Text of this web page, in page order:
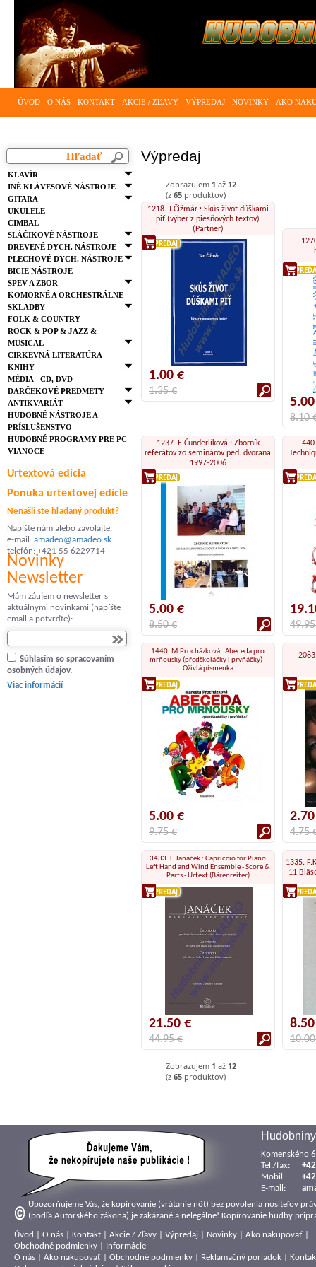
ÚVOD O NÁS KONTAKT AKCIE / ZĽAVY VÝPREDAJ NOVINKY AKO
KLAVÍR
INÉ KLÁVESOVÉ NÁSTROJE
GITARA
UKULELE
CIMBAL
SLÁČIKOVÉ NÁSTROJE
DREVENÉ DYCH. NÁSTROJE
PLECHOVÉ DYCH. NÁSTROJE
BICIE NÁSTROJE
SPEV A ZBOR
KOMORNÉ A ORCHESTRÁLNE
SKLADBY
FOLK & COUNTRY
ROCK & POP & JAZZ &
MUSICAL
CIRKEVNÁ LITERATÚRA
KNIHY
MÉDIA - CD, DVD
DARČEKOVÉ PREDMETY
ANTIKVARIÁT
HUDOBNÉ NÁSTROJE A
PRÍSLUŠENSTVO
HUDOBNÉ PROGRAMY PRE PC
VIANOCE
Urtextová edícia
Ponuka urtextovej edície
Nenašli ste hľadaný produkt?
Napíšte nám alebo zavolajte.
e-mail: amadeo@amadeo.sk
telefón: +421 55 6229714
Novinky
Newsletter
Mám záujem o newsletter s
aktuálnymi novinkami (napíšte
email a potvrďte):
Súhlasím so spracovaním
osobných údajov.
Viac informácií
Výpredaj
Zobrazujem 1 až 12
(z 65 produktov)
1218. J.Čižmár : Skús život dúškami
piť (výber z piesňových textov)
(Partner)
VÝPREDAJ
1.00 €
1.35 €
8.10
1237. E.Čunderlíková : Zborník
referátov zo seminárov ped. dvorana
1997-2006
VÝPREDAJ
5.00 €
8.50 €
1440. M.Procházková : Abeceda pro
mrňousky (předškoláčky i prvňáčky) -
Oživlá písmenka
VÝPREDAJ
5.00 €
9.75 € 4.75
3433. L.Janáček : Capriccio for Piano
Left Hand and Wind Ensemble - Score &
Parts - Urtext (Bärenreiter)
VÝPREDAJ
21.50 €
44.95 €
1335.
11
Zobrazujem 1 až 12
(z 65 produktov)
Upozorňujeme Vás, že kopírovanie (vrátanie nôt) bez povolenia nositeľov
(podľa Autorského zákona) je zakázané a nelegálne! Kopírovanie hudby
Komenského
Tel./fax:
Mobil:
E-mail:
Úvod O nás Kontakt Akcie / Zľavy Výpredaj Novinky Ako nakupovať
Obchodné podmienky
Informácie
O nás
Ako nakupovať Obchodné podmienky Reklamačný poriadok